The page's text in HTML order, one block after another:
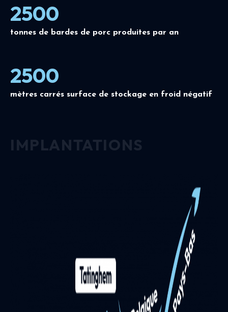
2500
tonnes de bardes de porc produites par an
2500
mètres carrés surface de stockage en froid négatif
IMPLANTATIONS